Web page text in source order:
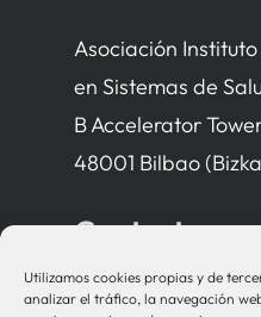
Utilizamos cookies propias y de
analizar el tráfico, la navegación
Asociación
en Sistemas de
B Accelerator
48001 Bilbao
Contacto
bio-